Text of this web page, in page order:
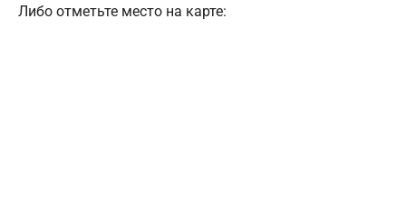
Либо отметьте место на карте: